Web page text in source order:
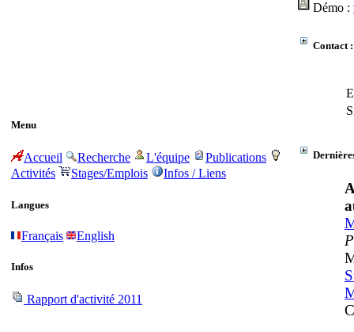
Menu
Accueil Recherche L'équipe
Publications
Activités
Stages/Emplois Infos / Liens
Langues
Français English
Infos
Rapport d'activité 2011
Démo :
Contact :